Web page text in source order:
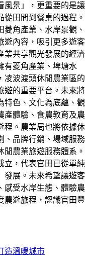
風景」，更重要的是讓
田間到餐桌的過程。
角產業、水岸景觀、
遊內容，吸引更多遊客
業共享觀光發展的經濟
有菱角產業、埤塘水
凌波渡頭休閒農業區的
遊的重要平台。未來將
特色、文化為底蘊、觀
產體驗、食農教育及農
程。農業局也將依據休
、品牌行銷、場域服務
農業旅遊服務體系。
立，代表官田已從單純
發展。未來希望讓遊客
感受水岸生態、體驗農
農遊旅程，認識官田豐
造溫暖城市